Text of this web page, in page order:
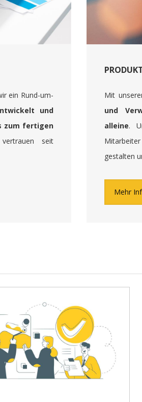
ein Rund-um-
und
zum fertigen
seit
Mit
und
alleine.
gestalten
Mehr